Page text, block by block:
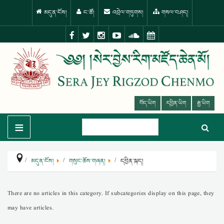
མདུན་ངོས། ང་ཚོ། འབྲེལ་གཏུགས། གསལ་བཤད།
བོད་ཡིག དབྱིན་ཡིག རྒྱ་ཡིག
≡
མདུན་ངོས། གསུང་ཆོས་གཞན། དབྱིན་སྐད།
There are no articles in this category. If subcategories display on this page, they
may have articles.